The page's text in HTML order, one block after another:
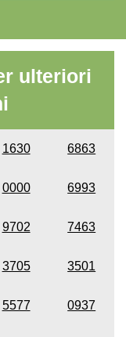
ulteriori
1630 6863
0000 6993
9702 7463
3705 3501
5577 0937